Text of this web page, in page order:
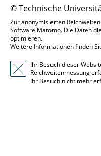
© Technische
Zur anonymisierten
Software Matomo. Die Daten
optimieren.
Weitere Informationen finden
Ihr Besuch dieser
Reichweitenmessung
Ihr Besuch nicht mehr